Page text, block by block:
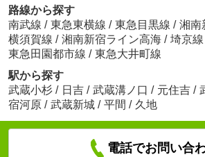
路線から探す
南武線 / 東急東横線 / 東急目黒線 / 湘南
横須賀線 / 湘南新宿ライン高海 / 埼京線
東急田園都市線 / 東急大井町線
駅から探す
武蔵小杉 / 日吉 / 武蔵溝ノ口 / 元住吉 /
宿河原 / 武蔵新城 / 平間 / 久地
電話でお問い合